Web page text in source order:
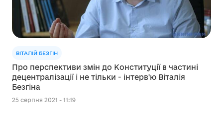
ВІТАЛІЙ БЕЗГІН
Про перспективи змін до Конституції в частині
децентралізації і не тільки - інтерв'ю Віталія
Безгіна
25 серпня 2021 - 11:19